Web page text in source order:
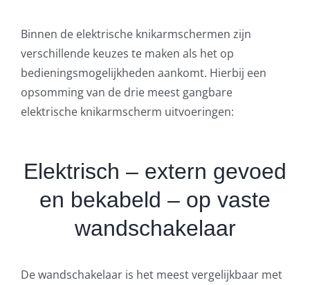
Binnen de elektrische knikarmschermen zijn
verschillende keuzes te maken als het op
bedieningsmogelijkheden aankomt. Hierbij een
opsomming van de drie meest gangbare
elektrische knikarmscherm uitvoeringen:
Elektrisch – extern gevoed
en bekabeld – op vaste
wandschakelaar
De wandschakelaar is het meest vergelijkbaar met